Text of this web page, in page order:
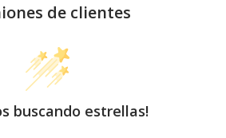
de clientes
buscando estrellas!